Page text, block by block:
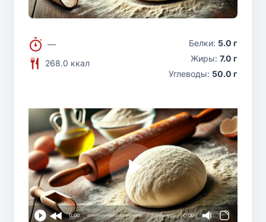
—
268.0 ккал
Белки: 5.0 г
Жиры: 7.0 г
Углеводы: 50.0 г
0:00 0:00